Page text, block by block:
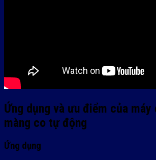
Ứng dụng và ưu điểm của máy
màng co tự động
Ứng dụng